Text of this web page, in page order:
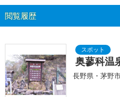
閲覧履歴
奥蓼科温
長野県・茅野